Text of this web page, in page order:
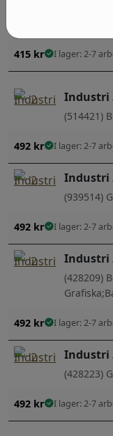
415 kr I lager: 2-7
Industri
(514421)
492 kr I lager: 2-7
Industri
(939514)
492 kr I lager: 2-7
Industri
(428209)
492 kr I lager: 2-7
Industri
(428223)
492 kr I lager: 2-7